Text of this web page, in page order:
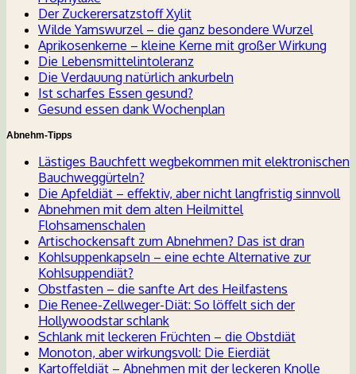
Der Zuckerersatzstoff Xylit
Wilde Yamswurzel – die ganz besondere Wurzel
Aprikosenkerne – kleine Kerne mit großer Wirkung
Die Lebensmittelintoleranz
Die Verdauung natürlich ankurbeln
Ist scharfes Essen gesund?
Gesund essen dank Wochenplan
Abnehm-Tipps
Lästiges Bauchfett wegbekommen mit elektronischen
Bauchweggürteln?
Die Apfeldiät – effektiv, aber nicht langfristig sinnvoll
Abnehmen mit dem alten Heilmittel
Flohsamenschalen
Artischockensaft zum Abnehmen? Das ist dran
Kohlsuppenkapseln – eine echte Alternative zur
Kohlsuppendiät?
Obstfasten – die sanfte Art des Heilfastens
Die Renee-Zellweger-Diät: So löffelt sich der
Hollywoodstar schlank
Schlank mit leckeren Früchten – die Obstdiät
Monoton, aber wirkungsvoll: Die Eierdiät
Kartoffeldiät – Abnehmen mit der leckeren Knolle